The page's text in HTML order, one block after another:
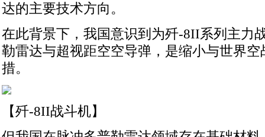
达的主要技术方向。
在此背景下，我国意识到为歼-8II系列主力
勒雷达与超视距空空导弹，是缩小与世界
措。
【歼-8II战斗机】